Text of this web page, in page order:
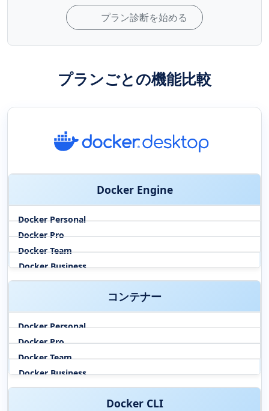
プラン診断を始める
プランごとの機能比較
Docker Engine
コンテナー
Docker CLI